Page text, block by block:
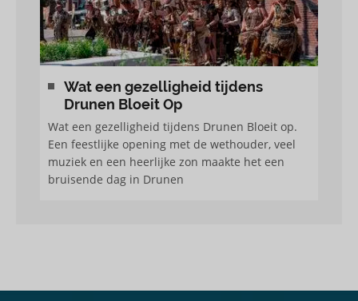
Wat een gezelligheid tijdens
Drunen Bloeit Op
Wat een gezelligheid tijdens Drunen Bloeit op.
Een feestlijke opening met de wethouder, veel
muziek en een heerlijke zon maakte het een
bruisende dag in Drunen